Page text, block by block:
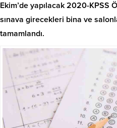
Ekim’de yapılacak 2020-KPSS
sınava girecekleri bina ve
tamamlandı.